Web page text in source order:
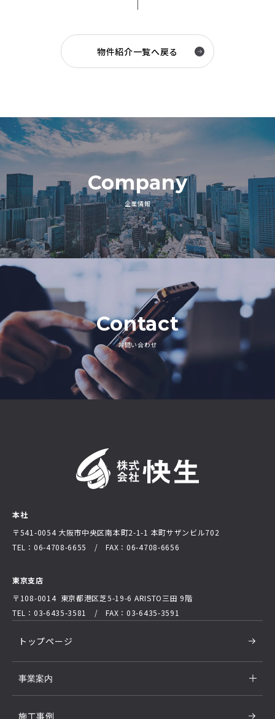
物件紹介一覧へ戻る
Company
企業情報
Contact
お問い合わせ
本社
〒541-0054 大阪市中央区南本町2-1-1 本町サザンビル702
TEL：06-4708-6655 / FAX：06-4708-6656
東京支店
〒108-0014 東京都港区芝5-19-6 ARISTO三田 9階
TEL：03-6435-3581 / FAX：03-6435-3591
トップページ
事業案内
施工事例